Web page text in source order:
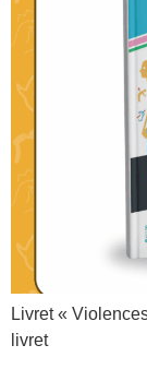
Livret «
livret